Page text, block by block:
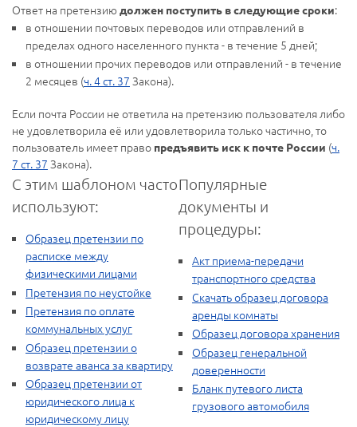
Ответ на претензию должен поступить в следующие сроки:
в отношении почтовых переводов или отправлений в
пределах одного населенного пункта - в течение 5 дней;
в отношении прочих переводов или отправлений - в течение
2 месяцев (ч. 4 ст. 37 Закона).
Если почта России не ответила на претензию пользователя либо
не удовлетворила её или удовлетворила только частично, то
пользователь имеет право предъявить иск к почте России (ч.
7 ст. 37 Закона).
С этим шаблоном часто
используют:
Образец претензии по
расписке между
физическими лицами
Претензия по неустойке
Претензия по оплате
коммунальных услуг
Образец претензии о
возврате аванса за квартиру
Образец претензии от
юридического лица к
юридическому лицу
Популярные
документы и
процедуры:
Акт приема-передачи
транспортного средства
Скачать образец договора
аренды комнаты
Образец договора хранения
Образец генеральной
доверенности
Бланк путевого листа
грузового автомобиля